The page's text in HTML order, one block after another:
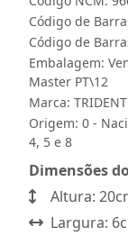
Código de
Código de
Embalagem:
Master PT\12
Marca: TRIDENT
Origem: 0 -
4, 5 e 8
Dimensões
Altura:
Largura: